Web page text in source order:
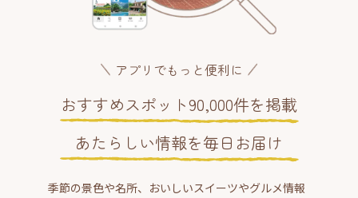
アプリでもっと便利に
おすすめスポット90,000件を掲載
あたらしい情報を毎日お届け
季節の景色や名所、おいしいスイーツやグルメ情報